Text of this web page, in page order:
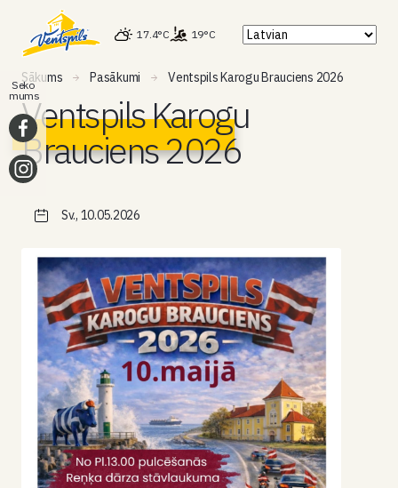
17.4°C 19°C
Sākums Pasākumi Ventspils Karogu Brauciens 2026
Ventspils Karogu
Brauciens 2026
Sv., 10.05.2026
Seko
mums